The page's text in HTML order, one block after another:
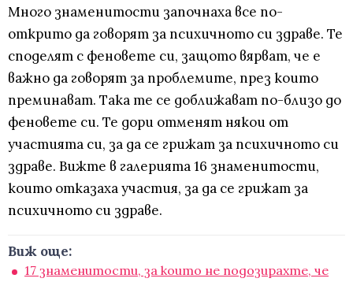
Много знаменитости започнаха все по-
открито да говорят за психичното си здраве. Те
споделят с феновете си, защото вярват, че е
важно да говорят за проблемите, през които
преминават. Така те се доближават по-близо до
феновете си. Те дори отменят някои от
участията си, за да се грижат за психичното си
здраве. Вижте в галерията 16 знаменитости,
които отказаха участия, за да се грижат за
психичното си здраве.
Виж още:
17 знаменитости, за които не подозирахте, че